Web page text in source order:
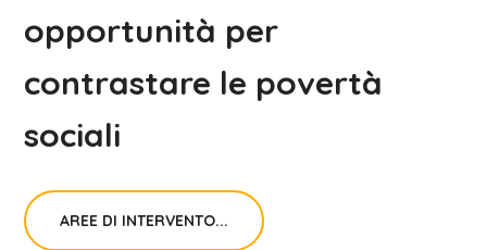
opportunità per
contrastare le povertà
sociali
AREE DI INTERVENTO...